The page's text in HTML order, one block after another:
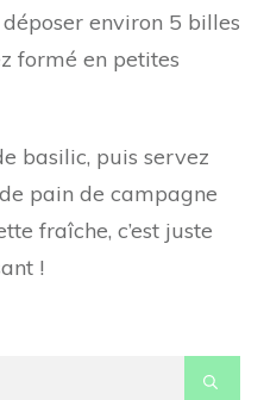
environ 5 billes
formé en petites
basilic, puis servez
pain de campagne
fraîche, c’est juste
!